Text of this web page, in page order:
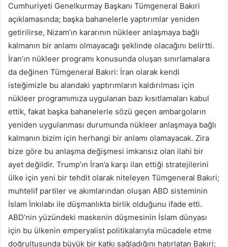
Cumhuriyeti Genelkurmay Başkanı Tümgeneral Bakıri
açıklamasında; başka bahanelerle yaptırımlar yeniden
getirilirse, Nizam’ın kararının nükleer anlaşmaya bağlı
kalmanın bir anlamı olmayacağı şeklinde olacağını belirtti.
İran’ın nükleer programı konusunda oluşan sınırlamalara
da değinen Tümgeneral Bakıri: İran olarak kendi
isteğimizle bu alandaki yaptırımların kaldırılması için
nükleer programımıza uygulanan bazı kısıtlamaları kabul
ettik, fakat başka bahanelerle sözü geçen ambargoların
yeniden uygulanması durumunda nükleer anlaşmaya bağlı
kalmanın bizim için herhangi bir anlamı olamayacak. Zira
bize göre bu anlaşma değişmesi imkansız olan ilahi bir
ayet değildir. Trump’ın İran’a karşı ilan ettiği stratejilerini
ülke için yeni bir tehdit olarak niteleyen Tümgeneral Bakıri;
muhtelif partiler ve akımlarından oluşan ABD sisteminin
İslam İnkılabı ile düşmanlıkta birlik olduğunu ifade etti.
ABD’nin yüzündeki maskenin düşmesinin İslam dünyası
için bu ülkenin emperyalist politikalarıyla mücadele etme
doğrultusunda büyük bir katkı sağladığını hatırlatan Bakıri;